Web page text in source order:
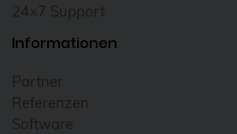
Docker
Drucker
Elasticsearch
Elephant Shed
24×7 Support
Informationen
Partner
Referenzen
Software